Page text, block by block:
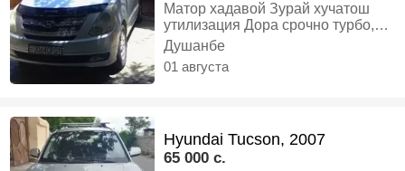
Матор хадавой Зурай хучатош
утилизация Дора срочно турбо,
Дизель, Механика, Микроавтобус
Душанбе
01 августа
Hyundai Tucson, 2007
65 000 c.